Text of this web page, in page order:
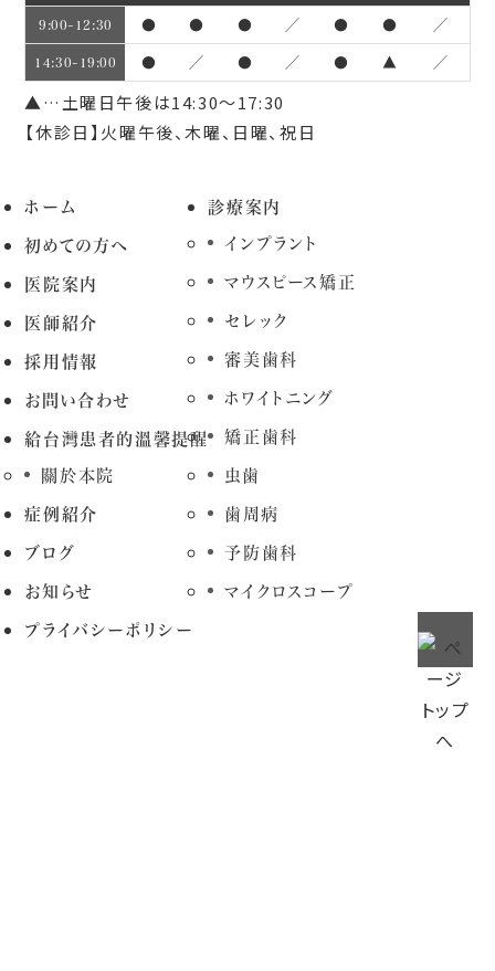
9:00~12:30 ● ● ● ／ ● ● ／
14:30~19:00 ● ／ ● ／ ● ▲ ／
▲…土曜日午後は14:30～17:30
【休診日】火曜午後、木曜、日曜、祝日
ホーム
初めての方へ
医院案内
医師紹介
採用情報
お問い合わせ
給台灣患者的溫馨提醒
關於本院
症例紹介
ブログ
お知らせ
プライバシーポリシー
診療案内
インプラント
マウスピース矯正
セレック
審美歯科
ホワイトニング
矯正歯科
虫歯
歯周病
予防歯科
マイクロスコープ